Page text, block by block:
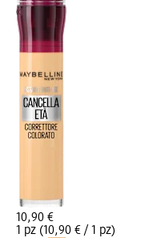
10,90 €
1 pz (10,90 € / 1 pz)